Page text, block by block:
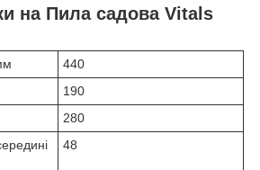
на Пила садова Vitals
440
190
280
48